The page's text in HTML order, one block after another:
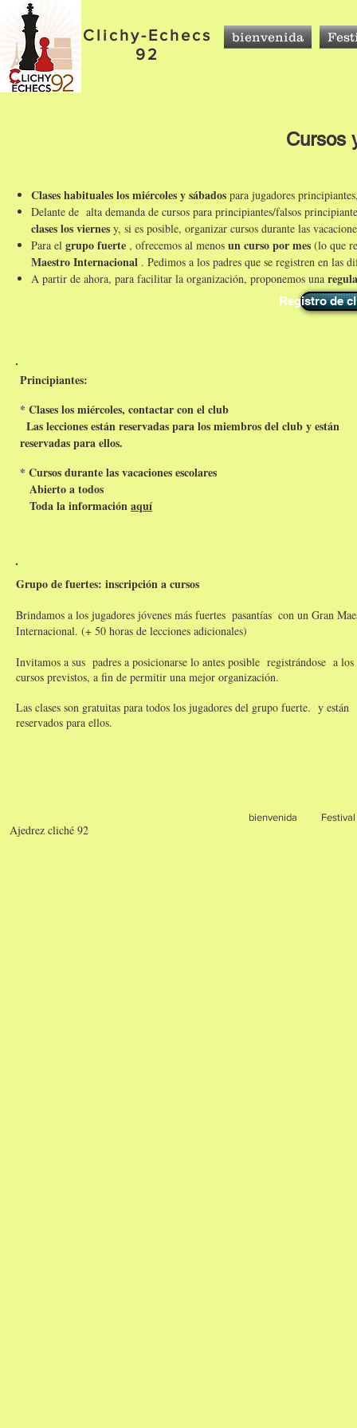
Clichy-Echecs
92
bienvenida
Cursos
Clases habituales los miércoles y sábados para jugadores
Delante de alta demanda de cursos para principiantes/falsos
clases los viernes y, si es posible, organizar cursos durante las
Para el grupo fuerte , ofrecemos al menos un curso por mes (lo que
Maestro Internacional . Pedimos a los padres que se registren en las
A partir de ahora, para facilitar la organización, proponemos una
Registro de
Principiantes:
* Clases los miércoles, contactar con el club
Las lecciones están reservadas para los miembros del club y están
reservadas para ellos.
* Cursos durante las vacaciones escolares
Abierto a todos
Toda la informaciónaquí
Grupo de fuertes: inscripción a cursos
Brindamos a los jugadores jóvenes más fuertes pasantías con un Gran
Internacional. (+ 50 horas de lecciones adicionales)
Invitamos a sus padres a posicionarse lo antes posible registrándose a los
cursos previstos, a fin de permitir una mejor organización.
Las clases son gratuitas para todos los jugadores del grupo fuerte. y están
reservados para ellos.
Ajedrez cliché 92
bienvenida Festival